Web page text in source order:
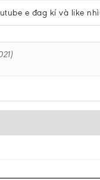
e đag kí và like